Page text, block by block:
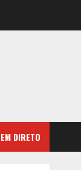
EM DIRETO